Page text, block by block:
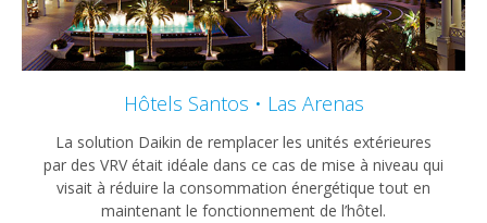
Hôtels Santos • Las Arenas
La solution Daikin de remplacer les unités extérieures
par des VRV était idéale dans ce cas de mise à niveau qui
visait à réduire la consommation énergétique tout en
maintenant le fonctionnement de l’hôtel.